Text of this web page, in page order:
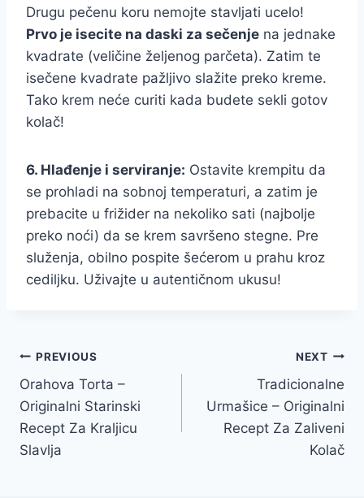
Drugu pečenu koru nemojte stavljati ucelo!
Prvo je isecite na daski za sečenje na jednake
kvadrate (veličine željenog parčeta). Zatim te
isečene kvadrate pažljivo slažite preko kreme.
Tako krem neće curiti kada budete sekli gotov
kolač!
6. Hlađenje i serviranje: Ostavite krempitu da
se prohladi na sobnoj temperaturi, a zatim je
prebacite u frižider na nekoliko sati (najbolje
preko noći) da se krem savršeno stegne. Pre
služenja, obilno pospite šećerom u prahu kroz
cediljku. Uživajte u autentičnom ukusu!
Post
navigation
PREVIOUS
Orahova Torta –
Originalni Starinski
Recept Za Kraljicu
Slavlja
NEXT
Tradicionalne
Urmašice – Originalni
Recept Za Zaliveni
Kolač